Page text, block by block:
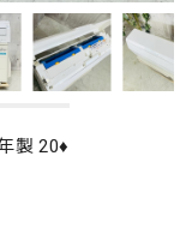
製 20♦️